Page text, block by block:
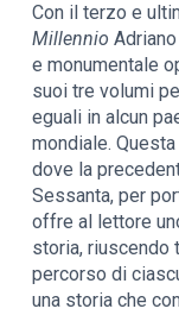
Con il terzo e
Millennio
e monumentale
suoi tre volumi
eguali in alcun
mondiale.
dove la
Sessanta, per
offre al lettore
storia, riuscendo
percorso di
una storia che